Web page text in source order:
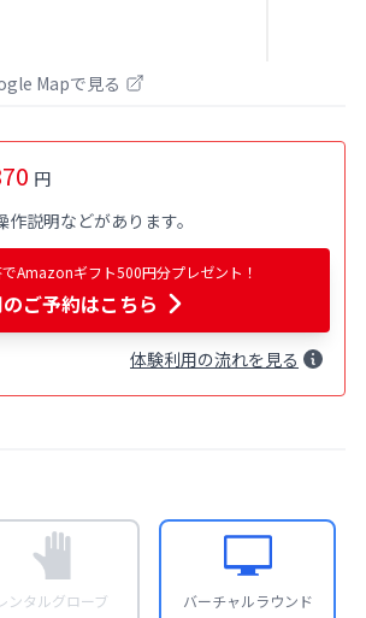
Mapで見る
円
説明などがあります。
Amazonギフト500円分プレゼント！
のご予約はこちら
体験利用の流れを見る
ンタルグローブ バーチャルラウンド